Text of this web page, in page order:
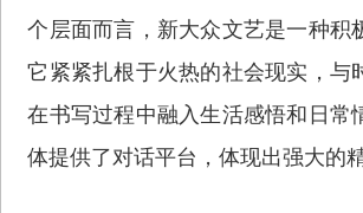
个层面而言，新大众文艺是一种积
它紧紧扎根于火热的社会现实，与
在书写过程中融入生活感悟和日常
体提供了对话平台，体现出强大的